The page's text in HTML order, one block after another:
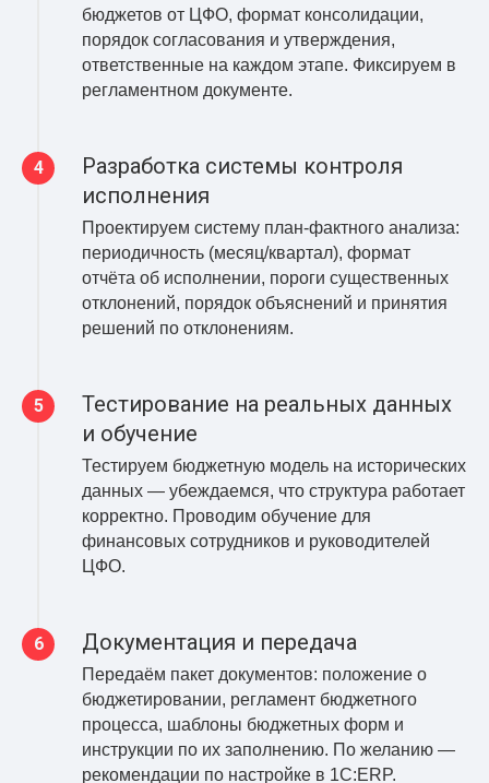
бюджетов от ЦФО, формат консолидации,
порядок согласования и утверждения,
ответственные на каждом этапе. Фиксируем в
регламентном документе.
Разработка системы контроля
исполнения
Проектируем систему план-фактного анализа:
периодичность (месяц/квартал), формат
отчёта об исполнении, пороги существенных
отклонений, порядок объяснений и принятия
решений по отклонениям.
Тестирование на реальных данных
и обучение
Тестируем бюджетную модель на исторических
данных — убеждаемся, что структура работает
корректно. Проводим обучение для
финансовых сотрудников и руководителей
ЦФО.
Документация и передача
Передаём пакет документов: положение о
бюджетировании, регламент бюджетного
процесса, шаблоны бюджетных форм и
инструкции по их заполнению. По желанию —
рекомендации по настройке в 1С:ERP.